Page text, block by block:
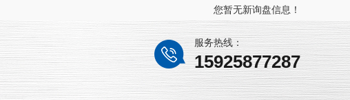
您暂无新询盘信息！
服务热线：
15925877287